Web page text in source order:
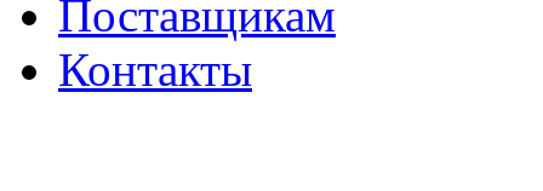
Поставщикам
Контакты